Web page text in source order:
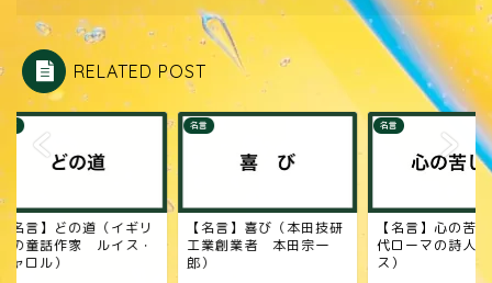
RELATED POST
言】どの道（イギリ
童話作家 ルイス・
ロル）
名言
【名言】喜び（本田技研
工業創業者 本田宗一
郎）
名言
【名言】心の苦しみ
代ローマの詩人 シ
ス）